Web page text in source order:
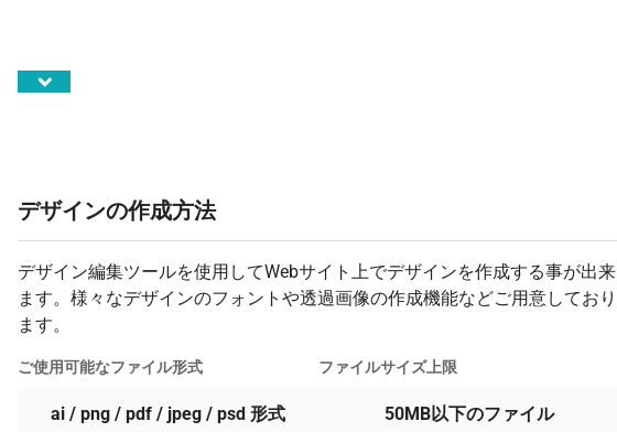
デザインの作成方法
デザイン編集ツールを使用してWebサイト上でデザインを作成する事が出来
ます。様々なデザインのフォントや透過画像の作成機能などご用意しており
ます。
ご使用可能なファイル形式
ai / png / pdf / jpeg / psd 形式
ファイルサイズ上限
50MB以下のファイル